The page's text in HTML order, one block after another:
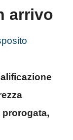
arrivo